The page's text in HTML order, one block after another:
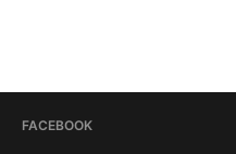
FACEBOOK